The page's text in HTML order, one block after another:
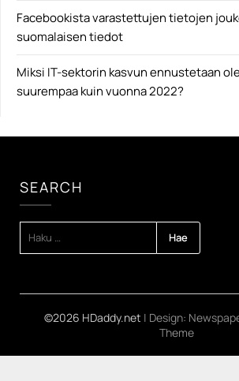
Facebookista varastettujen tietojen
suomalaisen tiedot
Miksi IT-sektorin kasvun ennustetaan
suurempaa kuin vuonna 2022?
SEARCH
©2026 HDaddy.net | Design:
Theme